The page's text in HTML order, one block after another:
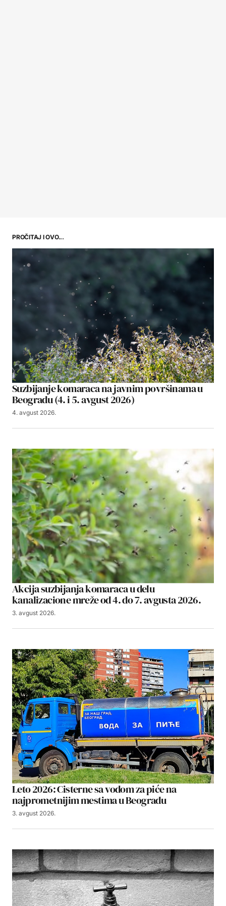
PROČITAJ I OVO...
Suzbijanje komaraca na javnim površinama u
Beogradu (4. i 5. avgust 2026)
4. avgust 2026.
Akcija suzbijanja komaraca u delu
kanalizacione mreže od 4. do 7. avgusta 2026.
3. avgust 2026.
Leto 2026: Cisterne sa vodom za piće na
najprometnijim mestima u Beogradu
3. avgust 2026.